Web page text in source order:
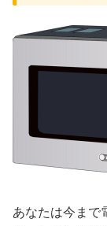
あなたは今まで